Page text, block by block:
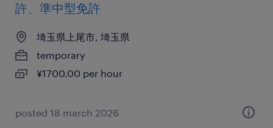
許、準中型免許
埼玉県上尾市, 埼玉県
temporary
¥1700.00 per hour
posted 18 march 2026